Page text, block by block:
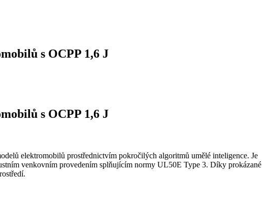
s OCPP 1,6 J
s OCPP 1,6 J
elektromobilů prostřednictvím pokročilých algoritmů umělé inteligence. Je
venkovním provedením splňujícím normy UL50E Type 3. Díky prokázané